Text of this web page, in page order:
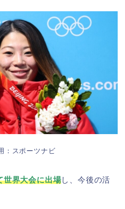
：スポーツナビ
世界大会に出場し、今後の活